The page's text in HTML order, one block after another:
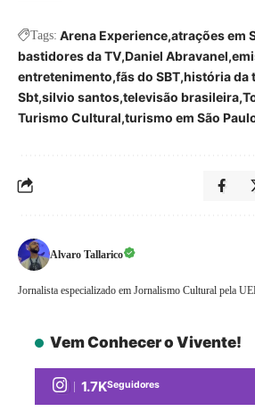
Tags: Arena Experience atrações em
bastidores da TV Daniel Abravanel
entretenimento fãs do SBT história da
Sbt silvio santos televisão brasileira
Turismo Cultural turismo em São
Alvaro Tallarico
Jornalista especializado em Jornalismo Cultural pela
Vem Conhecer o Vivente!
1.7KSeguidores